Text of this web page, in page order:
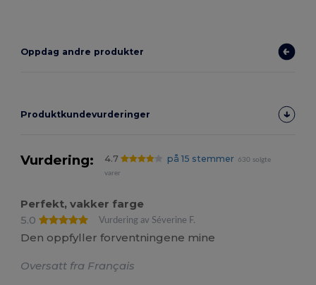
Oppdag andre produkter
Produktkundevurderinger
Vurdering: 4.7 på 15 stemmer
630 solgte
varer
Perfekt, vakker farge
5.0
Vurdering av Séverine F.
Den oppfyller forventningene mine
Oversatt fra Français